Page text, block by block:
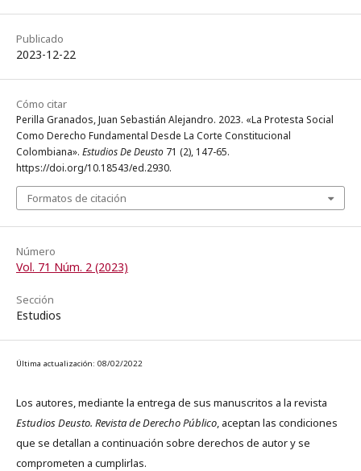
Publicado
2023-12-22
Cómo citar
Perilla Granados, Juan Sebastián Alejandro. 2023. «La Protesta Social
Como Derecho Fundamental Desde La Corte Constitucional
Colombiana». Estudios De Deusto 71 (2), 147-65.
https://doi.org/10.18543/ed.2930.
Formatos de citación
Número
Vol. 71 Núm. 2 (2023)
Sección
Estudios
Última actualización: 08/02/2022
Los autores, mediante la entrega de sus manuscritos a la revista
Estudios Deusto. Revista de Derecho Público, aceptan las condiciones
que se detallan a continuación sobre derechos de autor y se
comprometen a cumplirlas.